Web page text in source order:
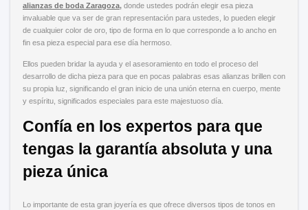
alianzas de boda Zaragoza, donde ustedes podrán elegir esa pieza
invaluable que va ser de gran representación para ustedes, lo pueden elegir
de cualquier color de oro, tipo de forma en lo que corresponde a lo ancho en
fin esa pieza especial para ese día hermoso.
Ellos pueden bridar la ayuda y el asesoramiento en todo el proceso del
desarrollo de dicha pieza para que en pocas palabras esas alianzas brillen con
su propia luz, significando el gran inicio de una unión eterna en cuerpo, mente
y espíritu, significados especiales para este majestuoso día.
Confía en los expertos para que
tengas la garantía absoluta y una
pieza única
Lo importante de esta gran joyería es que ofrece diversos tipos de tonos en